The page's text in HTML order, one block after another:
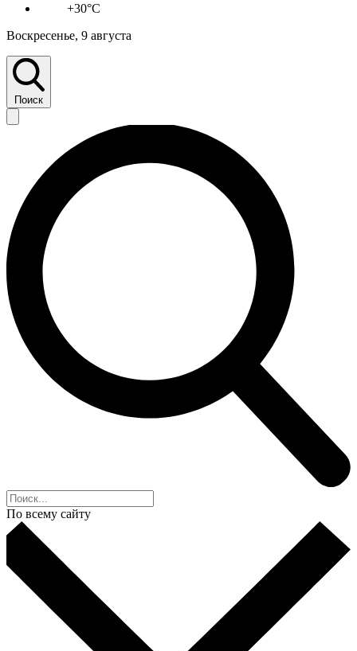
+30°C
Воскресенье, 9 августа
Поиск
По всему сайту